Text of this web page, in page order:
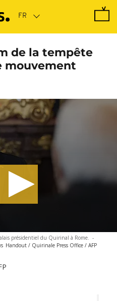
de la tempête
mouvement
présidentiel du Quirinal à Rome. -
Handout / Quirinale Press Office / AFP